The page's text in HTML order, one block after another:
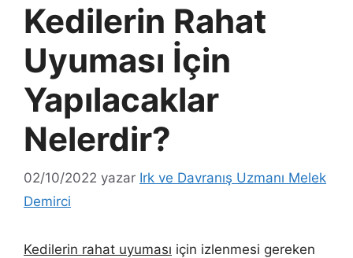
Kedilerin Rahat
Uyuması İçin
Yapılacaklar
Nelerdir?
02/10/2022 yazar Irk ve Davranış Uzmanı Melek
Demirci
Kedilerin rahat uyuması için izlenmesi gereken